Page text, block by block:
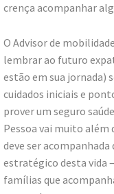
crença acompanhar
O Advisor de
lembrar ao futuro
estão em sua jornada)
cuidados iniciais e
prover um seguro
Pessoa vai muito além
deve ser
estratégico desta vida
famílias que